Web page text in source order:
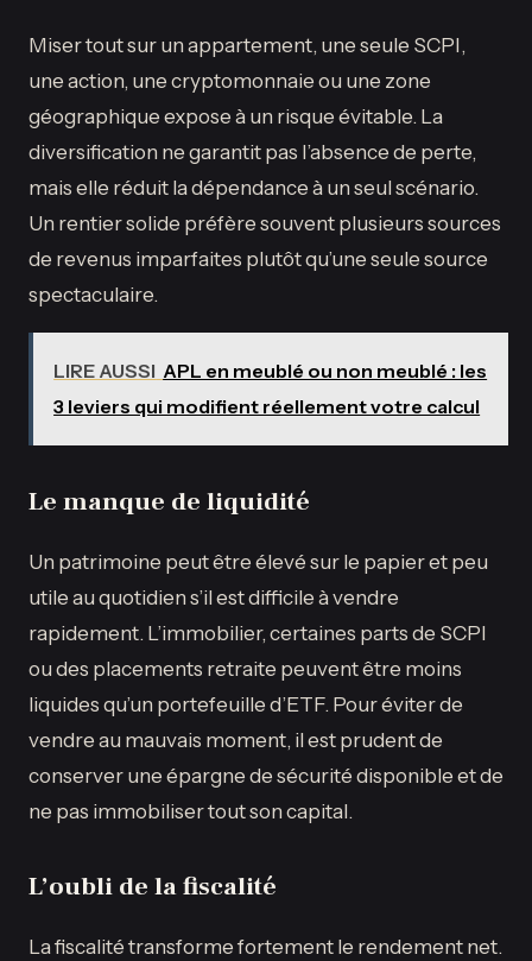
Miser tout sur un appartement, une seule SCPI,
une action, une cryptomonnaie ou une zone
géographique expose à un risque évitable. La
diversification ne garantit pas l’absence de perte,
mais elle réduit la dépendance à un seul scénario.
Un rentier solide préfère souvent plusieurs sources
de revenus imparfaites plutôt qu’une seule source
spectaculaire.
LIRE AUSSI APL en meublé ou non meublé : les
3 leviers qui modifient réellement votre calcul
Le manque de liquidité
Un patrimoine peut être élevé sur le papier et peu
utile au quotidien s’il est difficile à vendre
rapidement. L’immobilier, certaines parts de SCPI
ou des placements retraite peuvent être moins
liquides qu’un portefeuille d’ETF. Pour éviter de
vendre au mauvais moment, il est prudent de
conserver une épargne de sécurité disponible et de
ne pas immobiliser tout son capital.
L’oubli de la fiscalité
La fiscalité transforme fortement le rendement net.